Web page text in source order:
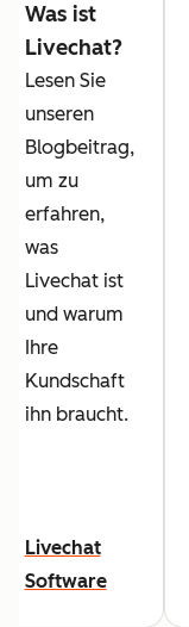
Was ist
Livechat?
Lesen Sie
unseren
Blogbeitrag,
um zu
erfahren,
was
Livechat ist
und warum
Ihre
Kundschaft
ihn braucht.
Livechat
Software